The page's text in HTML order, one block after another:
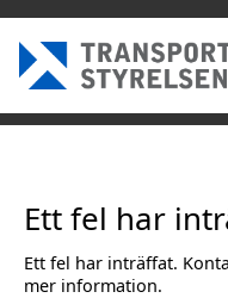
Ett fel har
Ett fel har inträffat.
mer information.